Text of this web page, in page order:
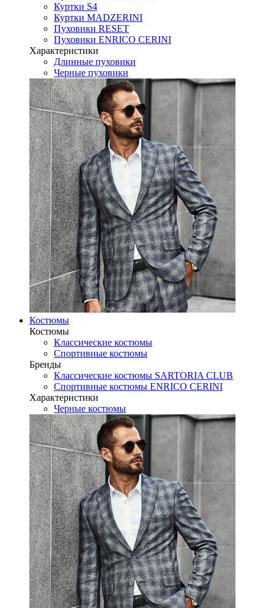
Куртки S4
Куртки MADZERINI
Пуховики RESET
Пуховики ENRICO CERINI
Характеристики
Длинные пуховики
Черные пуховики
Костюмы
Костюмы
Классические костюмы
Спортивные костюмы
Бренды
Классические костюмы SARTORIA CLUB
Спортивные костюмы ENRICO CERINI
Характеристики
Черные костюмы